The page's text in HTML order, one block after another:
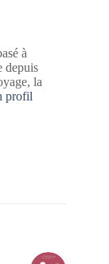
à
depuis
la
profil